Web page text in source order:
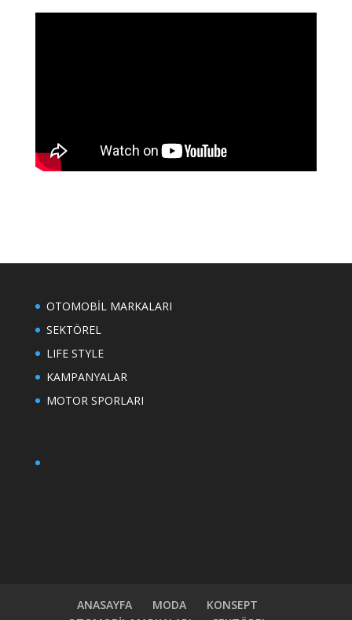
OTOMOBİL MARKALARI
SEKTÖREL
LIFE STYLE
KAMPANYALAR
MOTOR SPORLARI
ANASAYFA MODA
KONSEPT